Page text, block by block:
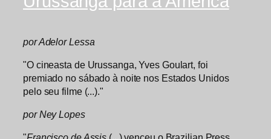
por Adelor Lessa
"O cineasta de Urussanga, Yves Goulart, foi
premiado no sábado à noite nos Estados Unidos
pelo seu filme (...)."
por Ney Lopes